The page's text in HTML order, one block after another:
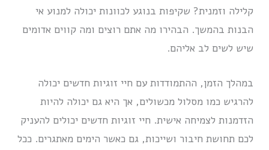
קלילה וזמנית? שקיפות בנוגע לכוונות יכולה למנוע אי
הבנות בהמשך. הבהירו מה אתם רוצים ומה קווים אדומים
שיש לשים לב אליהם.
במהלך הזמן, ההתמודדות עם חיי זוגיות חדשים יכולה
להרגיש כמו מסלול מכשולים, אך היא גם יכולה להיות
הזדמנות לצמיחה אישית. חיי זוגיות חדשים יכולים להעניק
לכם תחושת חיבור ושייכות, גם כאשר הימים מאתגרים. ככל